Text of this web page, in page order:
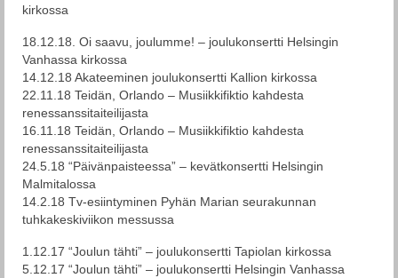
kirkossa
18.12.18. Oi saavu, joulumme! – joulukonsertti Helsingin
Vanhassa kirkossa
14.12.18 Akateeminen joulukonsertti Kallion kirkossa
22.11.18 Teidän, Orlando – Musiikkifiktio kahdesta
renessanssitaiteilijasta
16.11.18 Teidän, Orlando – Musiikkifiktio kahdesta
renessanssitaiteilijasta
24.5.18 “Päivänpaisteessa” – kevätkonsertti Helsingin
Malmitalossa
14.2.18 Tv-esiintyminen Pyhän Marian seurakunnan
tuhkakeskiviikon messussa
1.12.17 “Joulun tähti” – joulukonsertti Tapiolan kirkossa
5.12.17 “Joulun tähti” – joulukonsertti Helsingin Vanhassa